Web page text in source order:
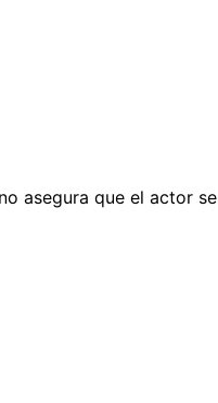
asegura que el actor se